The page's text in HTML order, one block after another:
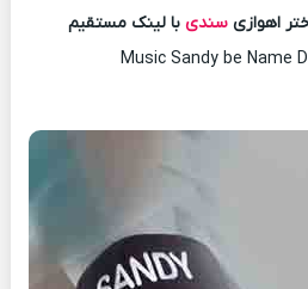
اهوازی سندی با لینک مستقیم
Music Sandy be Name